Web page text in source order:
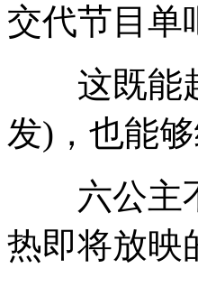
交代节目单
这既能起
发)，也能
六公主不
热即将放映